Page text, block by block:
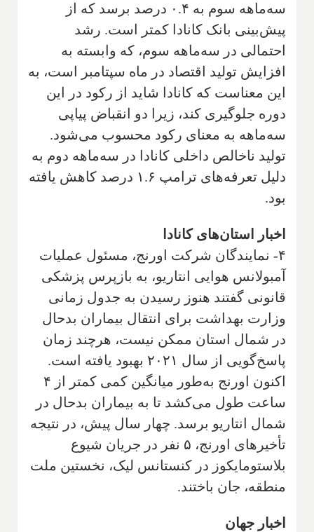
سه‌ماهه سوم به ۰.۴ درصد برسد که از
پیش‌بینی بانک کانادا کمتر است. رشد
احتمالی در سه‌ماهه سوم، که وابسته به
افزایش تولید اقتصاد در ماه سپتامبر است، به
این معناست که کانادا شاید از رکود در این
دوره جلوگیری کند، زیرا دو انقباض پیاپی
سه‌ماهه به معنای رکود محسوب می‌شود.
تولید ناخالص داخلی کانادا در سه‌ماهه دوم به
دلیل تعرفه‌های ترامپ ۱.۶ درصد کاهش یافته
بود.
اخبار استان‌های کانادا
۴- نمایندگان شرکت اورنج، مسئول عملیات
آمبولانس هوایی انتاریو، به بازپرس پزشکی
قانونی گفتند هنوز رسیدن به جدول زمانی
وزارت بهداشت برای انتقال بیماران بدحال
در شمال استان ممکن نیست، هرچند زمان
پاسخ‌گویی از سال ۲۰۲۱ بهبود یافته است.
اکنون اورنج به‌طور میانگین کمی کمتر از ۴
ساعت طول می‌کشد تا به بیماران بدحال در
شمال انتاریو برسد. چهار سال پیش، در نتیجه
تأخیرهای اورنج، ۵ نفر در جریان شیوع
بلاستومایکوز در کنستانس لیک، نخستین ملت
منطقه، جان باختند.
اخبار جهان